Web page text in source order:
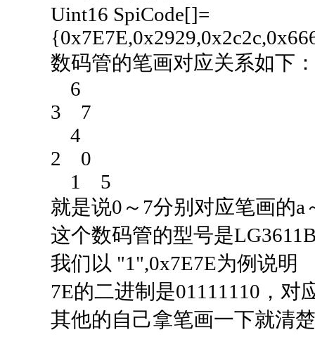
Uint16 SpiCode[]=
数码管的笔画对应关系如下：
6
3 7
4
2 0
1 5
就是说0～7分别对应笔画的
这个数码管的型号是
我们以 "1",0x7E7E为例说明
7E的二进制是01111110，对
其他的自己拿笔画一下就清